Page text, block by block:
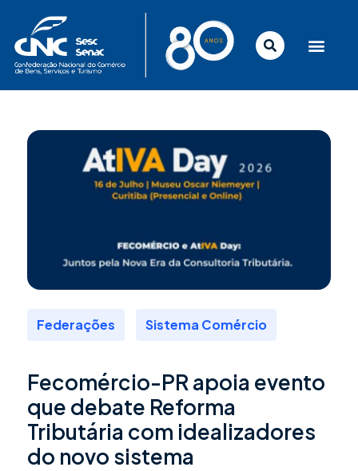
conteúdo
Federações Sistema Comércio
Fecomércio-PR apoia evento
que debate Reforma
Tributária com idealizadores
do novo sistema